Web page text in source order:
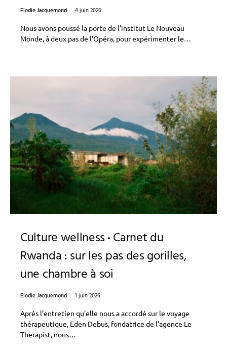
Elodie Jacquemond
4 juin 2026
Nous avons poussé la porte de l’institut Le Nouveau
Monde, à deux pas de l’Opéra, pour expérimenter le…
Culture wellness Carnet du
Rwanda : sur les pas des gorilles,
une chambre à soi
Elodie Jacquemond
1 juin 2026
Après l’entretien qu’elle nous a accordé sur le voyage
thérapeutique, Eden Debus, fondatrice de l’agence Le
Therapist, nous…